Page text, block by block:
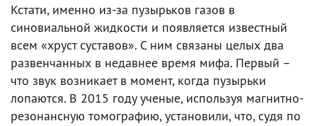
Кстати, именно из-за пузырьков газов в
синовиальной жидкости и появляется известный
всем «хруст суставов». С ним связаны целых два
развенчанных в недавнее время мифа. Первый –
что звук возникает в момент, когда пузырьки
лопаются. В 2015 году ученые, используя магнитно-
резонансную томографию, установили, что, судя по